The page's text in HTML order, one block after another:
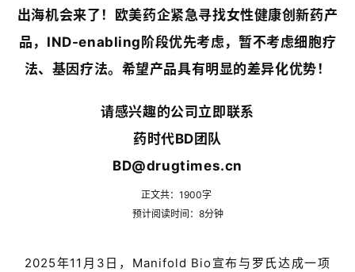
出海机会来了！
欧美药企紧急寻找女性健康创新药产
品，IND-enabling阶段优先考虑，暂不考虑细胞疗
法、基因疗法。希望产品具有明显的差异化优势！
请感兴趣的公司立即联系
药时代BD团队
BD@drugtimes.cn
正文共：1900字
预计阅读时间： 8分钟
2025年11月3日，Manifold Bio宣布与 罗氏达成一项